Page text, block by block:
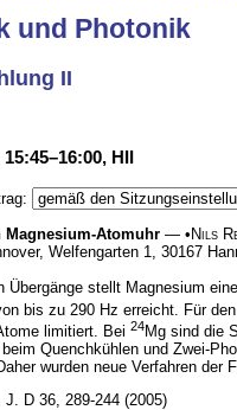
und Photonik
II
HII
Atomuhr — •Nils
Welfengarten 1, 30167
Übergänge stellt Magnesium
bis zu 290 Hz erreicht. Für
limitiert. Bei 24Mg sind die
Quenchkühlen und Zwei-
wurden neue Verfahren
D 36, 289-244 (2005)